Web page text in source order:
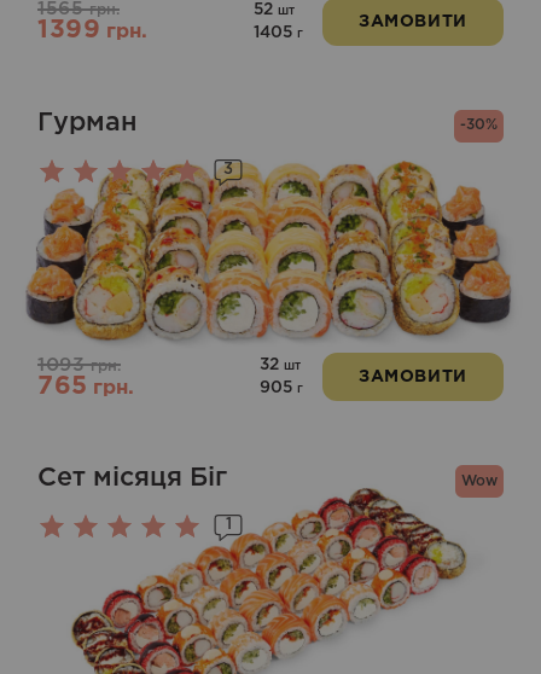
1565грн.
1399грн.
52 шт
1405 г
ЗАМОВИТИ
-30%
Гурман
Оцінено
в
5.00
з 5
3
1093грн.
765грн.
32 шт
905 г
ЗАМОВИТИ
Wow
Сет місяця Біг
Оцінено
5.00
з 5